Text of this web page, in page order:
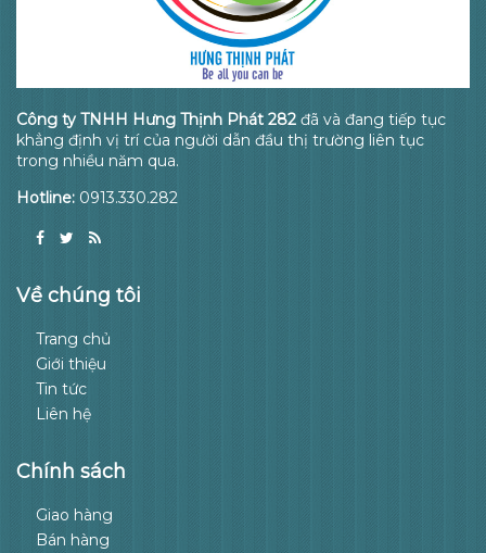
Công ty TNHH Hưng Thịnh Phát 282 đã và đang tiếp tục
khẳng định vị trí của người dẫn đầu thị trường liên tục
trong nhiều năm qua.
Hotline: 0913.330.282
Về chúng tôi
Trang chủ
Giới thiệu
Tin tức
Liên hệ
Chính sách
Giao hàng
Bán hàng